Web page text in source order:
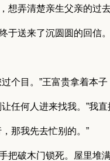
想弄清楚亲生父亲的过去
于送来了沉圆圆的回信
个目。”王富贵拿着本子
任何人进来找我。”我直
那我先去忙别的。”
把破木门锁死。屋里堆